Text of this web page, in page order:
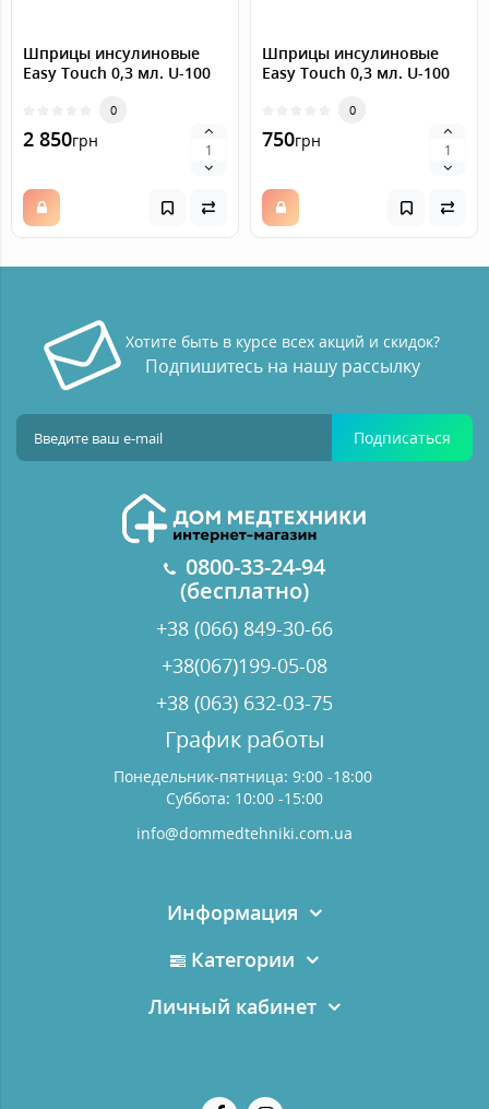
Шприцы инсулиновые
Easy Touch 0,3 мл. U-100
0
2 850грн
Шприцы инсулиновые
Easy Touch 0,3 мл. U-100
0
750грн
Хотите быть в курсе всех акций и скидок?
Подпишитесь на нашу рассылку
Подписаться
0800-33-24-94
(бесплатно)
+38 (066) 849-30-66
+38(067)199-05-08
+38 (063) 632-03-75
График работы
Понедельник-пятница: 9:00 -18:00
Суббота: 10:00 -15:00
info@dommedtehniki.com.ua
Информация
Категории
Личный кабинет